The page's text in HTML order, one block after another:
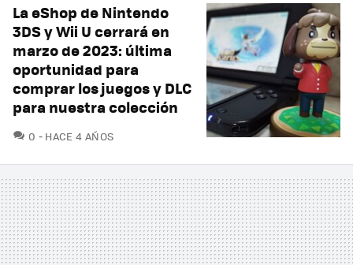
La eShop de Nintendo
3DS y Wii U cerrará en
marzo de 2023: última
oportunidad para
comprar los juegos y DLC
para nuestra colección
0 COMENTARIOS
HACE 4 AÑOS